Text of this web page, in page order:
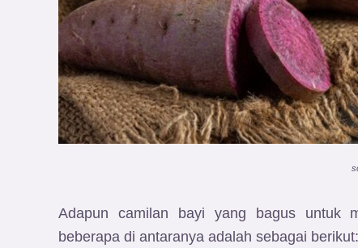
Adapun camilan bayi yang bagus untuk
beberapa di antaranya adalah sebagai berikut: